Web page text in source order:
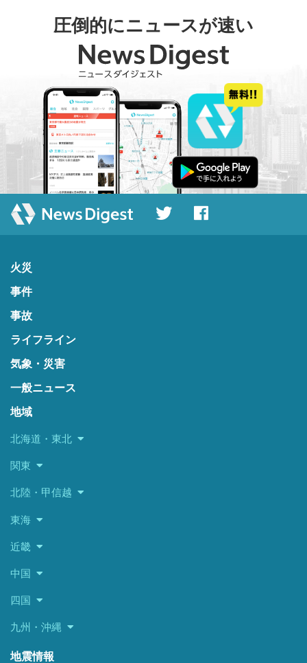
圧倒的にニュースが速い
火災
事件
事故
ライフライン
気象・災害
一般ニュース
地域
北海道・東北
関東
北陸・甲信越
東海
近畿
中国
四国
九州・沖縄
地震情報